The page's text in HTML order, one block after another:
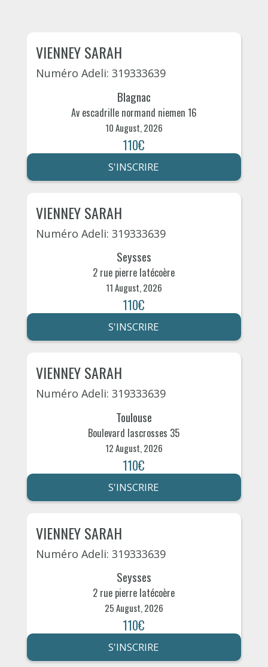
VIENNEY SARAH
Numéro Adeli: 319333639
Blagnac
Av escadrille normand niemen 16
10 August, 2026
110€
S'INSCRIRE
VIENNEY SARAH
Numéro Adeli: 319333639
Seysses
2 rue pierre latécoère
11 August, 2026
110€
S'INSCRIRE
VIENNEY SARAH
Numéro Adeli: 319333639
Toulouse
Boulevard lascrosses 35
12 August, 2026
110€
S'INSCRIRE
VIENNEY SARAH
Numéro Adeli: 319333639
Seysses
2 rue pierre latécoère
25 August, 2026
110€
S'INSCRIRE